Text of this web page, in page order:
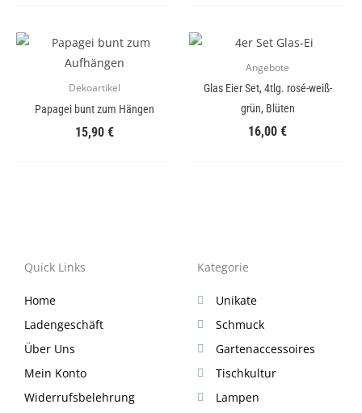
Dekoartikel
Papagei bunt zum Hängen
15,90 €
Angebote
Glas Eier Set, 4tlg. rosé-weiß-
grün, Blüten
16,00 €
Quick Links
Home
Ladengeschäft
Über Uns
Mein Konto
Widerrufsbelehrung
Kategorie
Unikate
Schmuck
Gartenaccessoires
Tischkultur
Lampen